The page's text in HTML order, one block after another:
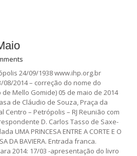
24/09/1938 www.ihp.org.br
08/2014 – correção do nome do
Mello Gomide) 05 de maio de 2014
de Cláudio de Souza, Praça da
Centro – Petrópolis – RJ Reunião com
D. Carlos Tasso de Saxe-
UMA PRINCESA ENTRE A CORTE E O
DA BAVIERA. Entrada franca.
2014: 17/03 -apresentação do livro